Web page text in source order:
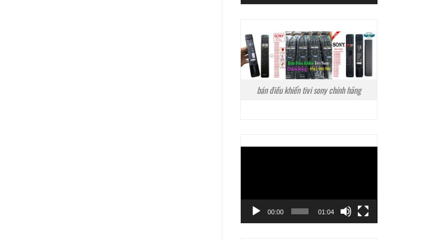
bán điều khiển tivi sony chính hãng
00:00 01:04